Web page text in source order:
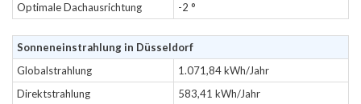
Optimale Dachausrichtung
-2 °
Sonneneinstrahlung in Düsseldorf
Globalstrahlung
1.071,84 kWh/Jahr
Direktstrahlung
583,41 kWh/Jahr